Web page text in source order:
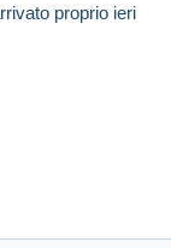
proprio ieri